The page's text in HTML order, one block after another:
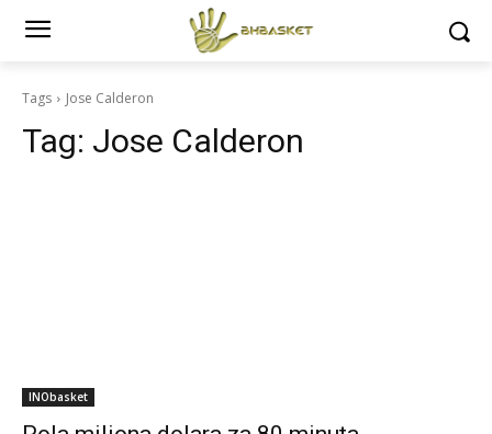
Tags Jose Calderon
Tag: Jose Calderon
INObasket